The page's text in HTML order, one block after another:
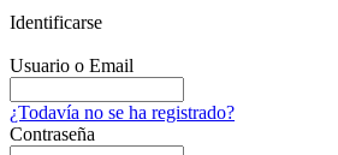
Identificarse
Usuario o Email
¿Todavía no se ha registrado?
Contraseña